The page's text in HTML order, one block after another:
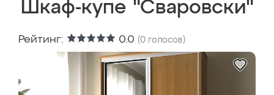
Шкаф-купе "Сваровски"
Рейтинг: 0.0 (0 голосов)